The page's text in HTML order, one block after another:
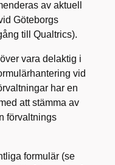
av aktuell
Göteborgs
till Qualtrics).
vara delaktig i
vid
har en
att stämma av
förvaltnings
formulär (se